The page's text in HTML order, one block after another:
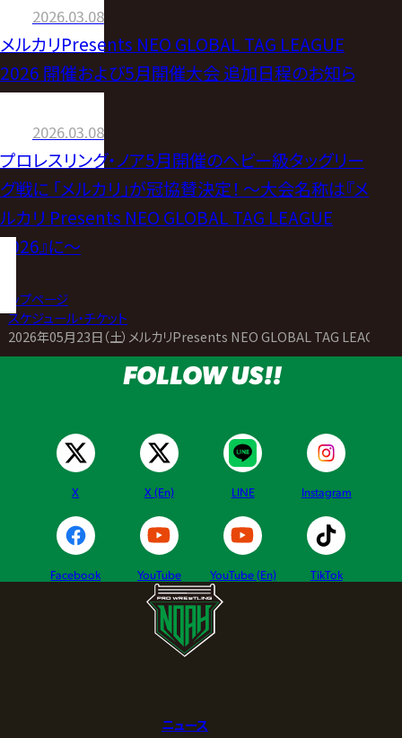
2026.03.08
メルカリPresents NEO GLOBAL TAG LEAGUE
2026 開催および5月開催大会 追加日程のお知ら
2026.03.08
プロレスリング・ノア5月開催のヘビー級タッグリー
グ戦に 「メルカリ」が冠協賛決定！ 〜大会名称は『メ
ルカリ Presents NEO GLOBAL TAG LEAGUE
2026』に〜
トップページ
>スケジュール・チケット
2026年05月23日（土）メルカリPresents NEO GLOBAL TAG LEAGUE
FOLLOW US!!
X X (En) LINE Instagram
Facebook YouTube YouTube (En) TikTok
ニュース